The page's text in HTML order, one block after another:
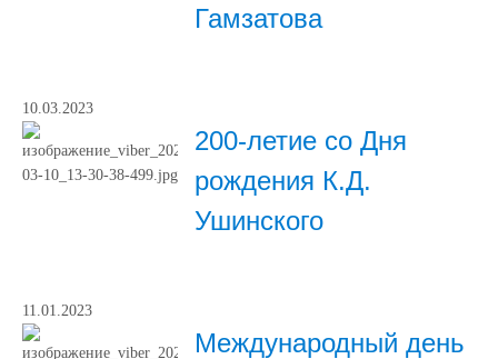
Гамзатова
10.03.2023
200-летие со Дня
рождения К.Д.
Ушинского
11.01.2023
Международный день